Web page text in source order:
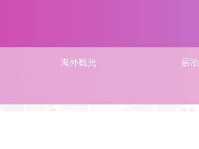
海外観光 宿泊